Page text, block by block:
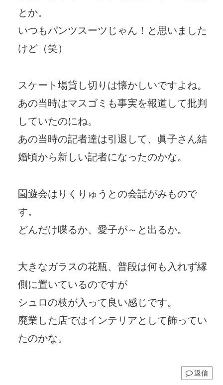
とか。
いつもパンツスーツじゃん！と思いました
けど（笑）
スケート場貸し切りは懐かしいですよね。
あの当時はマスゴミも事実を報道して批判
していたのにね。
あの当時の記者達は引退して、眞子さん結
婚頃から新しい記者になったのかな。
園遊会はりくりゅうとの会話がみもので
す。
どんだけ喋るか、愛子が～と出るか。
大きなガラスの花瓶、普段は何も入れず縁
側に置いているのですが
シュロの枝が入って良い感じです。
廃業した店ではインテリアとして飾ってい
たのかな。
返信